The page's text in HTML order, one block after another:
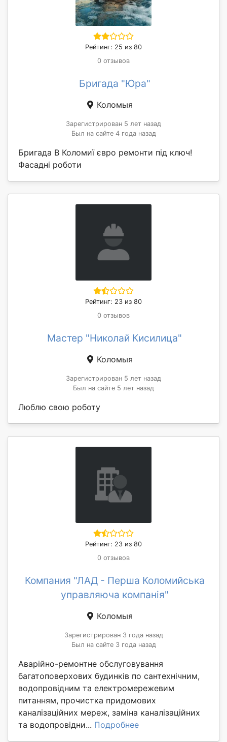
Рейтинг: 25 из 80
0 отзывов
Бригада "Юра"
Коломыя
Зарегистрирован 5 лет назад
Был на сайте 4 года назад
Бригада В Коломиї євро ремонти під ключ!
Фасадні роботи
Рейтинг: 23 из 80
0 отзывов
Мастер "Николай Кисилица"
Коломыя
Зарегистрирован 5 лет назад
Был на сайте 5 лет назад
Люблю свою роботу
Рейтинг: 23 из 80
0 отзывов
Компания "ЛАД - Перша Коломийська
управляюча компанія"
Коломыя
Зарегистрирован 3 года назад
Был на сайте 3 года назад
Аварійно-ремонтне обслуговування
багатоповерхових будинків по сантехнічним,
водопровідним та електромережевим
питанням, прочистка придомових
каналізаційних мереж, заміна каналізаційних
та водопровідни... Подробнее